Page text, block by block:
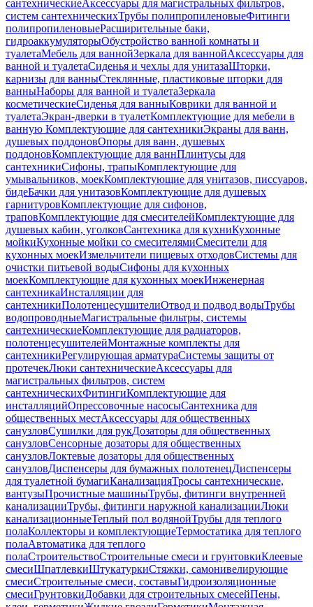
сантехническиеАксессуары для магистральных фильтров,
систем сантехническихТрубы полипропиленовыеФитинги
полипропиленовыеРасширительные баки,
гидроаккумуляторыОбустройство ванной комнаты и
туалетаМебель для ваннойЗеркала для ваннойАксессуары для
ванной и туалетаСиденья и чехлы для унитазаШторки,
карнизы для ванныСтеклянные, пластиковые шторки для
ванныНаборы для ванной и туалетаЗеркала
косметическиеСиденья для ванныКоврики для ванной и
туалетаЭкран-дверки в туалетКомплектующие для мебели в
ванную Комплектующие для сантехникиЭкраны для ванн,
душевых поддоновОпоры для ванн, душевых
поддоновКомплектующие для ваннПлинтусы для
сантехникиСифоны, трапыКомплектующие для
умывальников, моекКомплектующие для унитазов, писсуаров,
бидеБачки для унитазовКомплектующие для душевых
гарнитуровКомплектующие для сифонов,
траповКомплектующие для смесителейКомплектующие для
душевых кабин, уголковСантехника для кухниКухонные
мойкиКухонные мойки со смесителямиСмесители для
кухонных моекИзмельчители пищевых отходовСистемы для
очистки питьевой водыСифоны для кухонных
моекКомплектующие для кухонных моекИнженерная
сантехникаИнсталляции для
сантехникиПолотенцесушителиОтвод и подвод водыТрубы
водопроводныеМагистральные фильтры, системы
сантехническиеКомплектующие для радиаторов,
полотенцесушителейМонтажные комплекты для
сантехникиРегулирующая арматураСистемы защиты от
протечекЛюки сантехническиеАксессуары для
магистральных фильтров, систем
сантехническихФитингиКомплектующие для
инсталляцийОпрессовочные насосыСантехника для
общественных местАксессуары для общественных
санузловСушилки для рукДозаторы для общественных
санузловСенсорные дозаторы для общественных
санузловЛоктевые дозаторы для общественных
санузловДиспенсеры для бумажных полотенецДиспенсеры
для туалетной бумагиКанализацияТросы сантехнические,
вантузыПрочистные машиныТрубы, фитинги внутренней
канализацииТрубы, фитинги наружной канализацииЛюки
канализационныеТеплый пол водянойТрубы для теплого
полаКоллекторы и комплектующиеТермостатика для теплого
полаАвтоматика для теплого
полаСтроительствоСтроительные смеси и грунтовкиКлеевые
смесиШпатлевкиШтукатуркиСтяжки, самонивелирующие
смесиСтроительные смеси, составыГидроизоляционные
смесиГрунтовкиДобавки для строительных смесейПены,